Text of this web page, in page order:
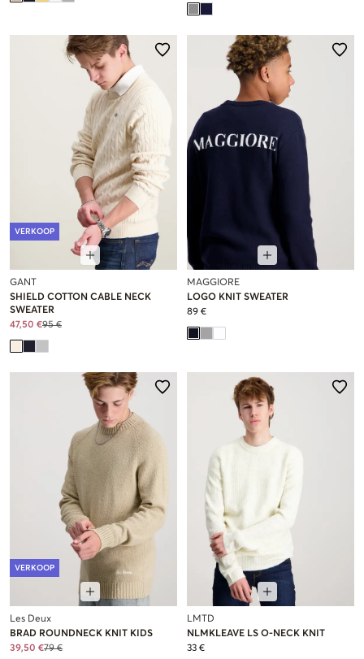
VERKOOP
GANT
SHIELD COTTON CABLE NECK
SWEATER
47,50 €95 €
MAGGIORE
LOGO KNIT SWEATER
89 €
VERKOOP
Les Deux
BRAD ROUNDNECK KNIT KIDS
39,50 €79 €
LMTD
NLMKLEAVE LS O-NECK KNIT
33 €